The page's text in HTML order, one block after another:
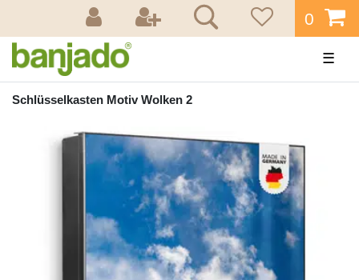
0
☰
Schlüsselkasten Motiv Wolken 2